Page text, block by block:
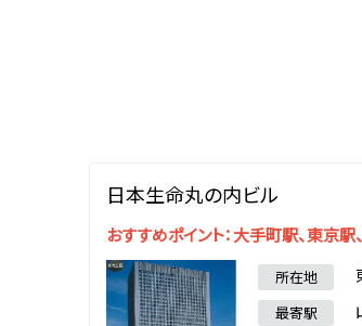
日本生命丸の内ビル
おすすめポイント：大手町駅、東京
所在地
最寄駅